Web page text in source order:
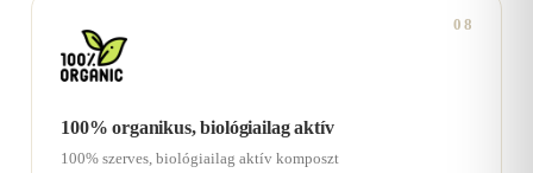
08
100% organikus, biológiailag aktív
100% szerves, biológiailag aktív komposzt